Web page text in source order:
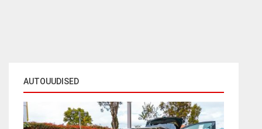
AUTOUUDISED